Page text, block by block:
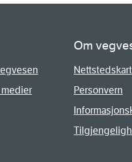
medier
Om
Nettstedskart
Personvern